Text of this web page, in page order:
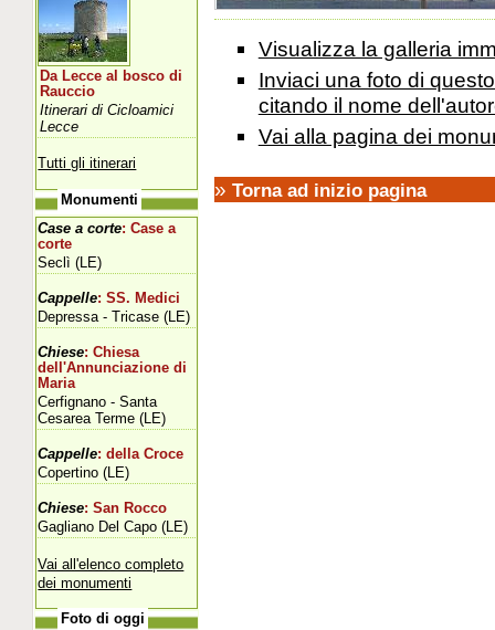
Visualizza la galleria
Inviaci una foto di
citando il nome
Vai alla pagina dei
» Torna ad inizio pagina
Da Lecce al bosco di
Rauccio
Itinerari di Cicloamici
Lecce
Tutti gli itinerari
Monumenti
Case a corte: Case a
corte
Seclì (LE)
Cappelle: SS. Medici
Depressa - Tricase (LE)
Chiese: Chiesa
dell'Annunciazione di
Maria
Cerfignano - Santa
Cesarea Terme (LE)
Cappelle: della Croce
Copertino (LE)
Chiese: San Rocco
Gagliano Del Capo (LE)
Vai all'elenco completo
dei monumenti
Foto di oggi